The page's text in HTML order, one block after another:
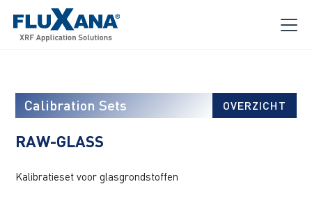
Calibration Sets OVERZICHT
RAW-GLASS
Kalibratieset voor glasgrondstoffen